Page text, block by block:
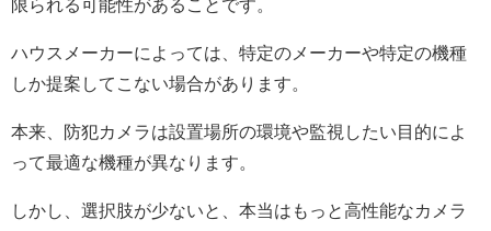
限られる可能性があることです。
ハウスメーカーによっては、特定のメーカーや特定の機種
しか提案してこない場合があります。
本来、防犯カメラは設置場所の環境や監視したい目的によ
って最適な機種が異なります。
しかし、選択肢が少ないと、本当はもっと高性能なカメラ